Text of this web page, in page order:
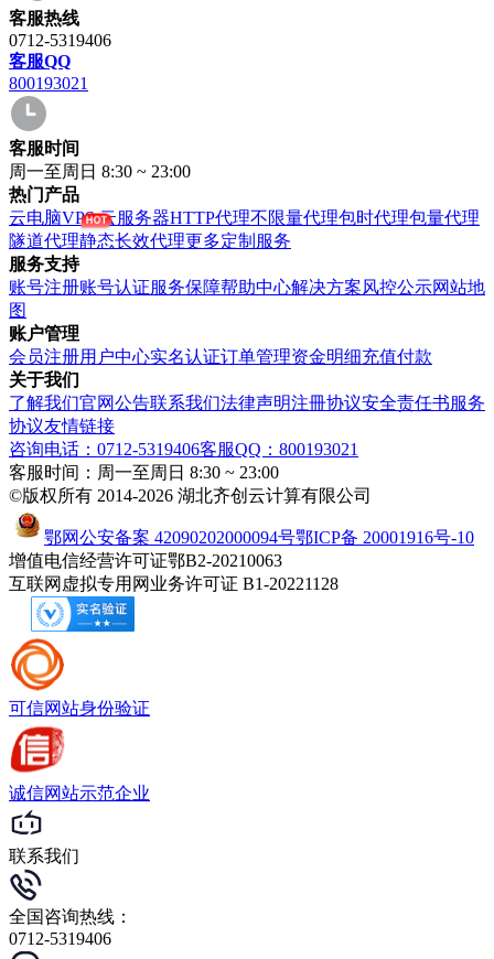
客服热线
0712-5319406
客服QQ
800193021
客服时间
周一至周日 8:30 ~ 23:00
热门产品
云电脑VPS云服务器HTTP代理不限量代理包时代理包量代理
隧道代理静态长效代理更多定制服务
服务支持
账号注册账号认证服务保障帮助中心解决方案风控公示网站地
图
账户管理
会员注册用户中心实名认证订单管理资金明细充值付款
关于我们
了解我们官网公告联系我们法律声明注冊协议安全责任书服务
协议友情链接
咨询电话：0712-5319406客服QQ：800193021
客服时间：周一至周日 8:30 ~ 23:00
©版权所有 2014-2026 湖北齐创云计算有限公司
鄂网公安备案 42090202000094号鄂ICP备 20001916号-10
增值电信经营许可证鄂B2-20210063
互联网虚拟专用网业务许可证 B1-20221128
可信网站身份验证
诚信网站示范企业
联系我们
全国咨询热线：
0712-5319406